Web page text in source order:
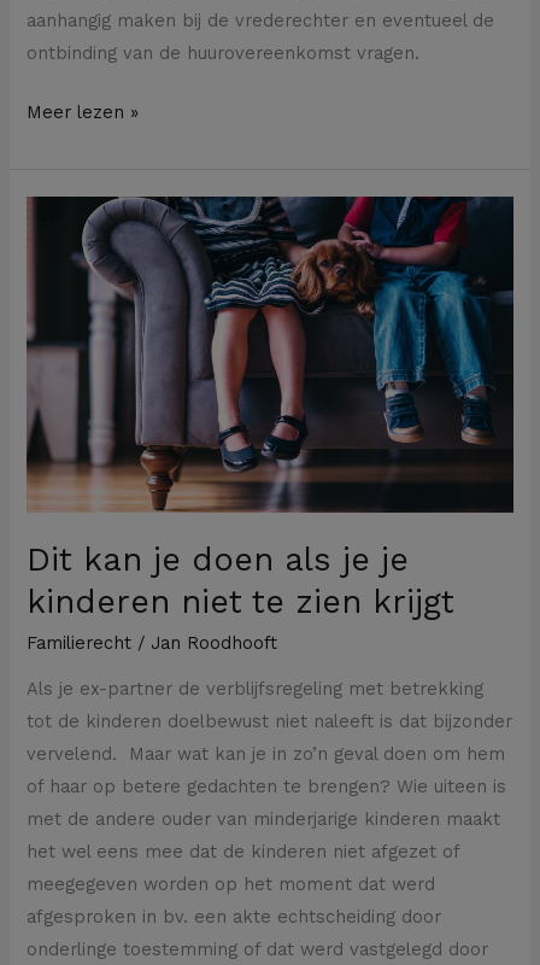
aanhangig maken bij de vrederechter en eventueel de
ontbinding van de huurovereenkomst vragen.
Meer lezen »
Dit kan je doen als je je
kinderen niet te zien krijgt
Familierecht / Jan Roodhooft
Als je ex-partner de verblijfsregeling met betrekking
tot de kinderen doelbewust niet naleeft is dat bijzonder
vervelend. Maar wat kan je in zo’n geval doen om hem
of haar op betere gedachten te brengen? Wie uiteen is
met de andere ouder van minderjarige kinderen maakt
het wel eens mee dat de kinderen niet afgezet of
meegegeven worden op het moment dat werd
afgesproken in bv. een akte echtscheiding door
onderlinge toestemming of dat werd vastgelegd door
als
je
kinderen
niet
te
krijgt